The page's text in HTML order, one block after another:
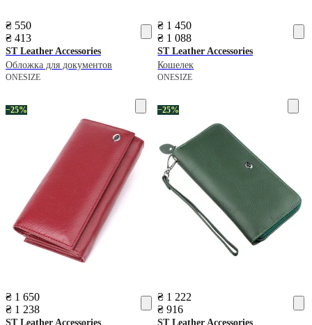
₴ 550
₴ 413
ST Leather Accessories
Обложка для документов
ONESIZE
₴ 1 450
₴ 1 088
ST Leather Accessories
Кошелек
ONESIZE
−25%
₴ 1 650
₴ 1 238
ST Leather Accessories
−25%
₴ 1 222
₴ 916
ST Leather Accessories